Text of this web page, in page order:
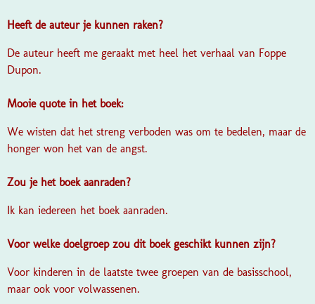
Heeft de auteur je kunnen raken?
De auteur heeft me geraakt met heel het verhaal van Foppe
Dupon.
Mooie quote in het boek:
We wisten dat het streng verboden was om te bedelen, maar de
honger won het van de angst.
Zou je het boek aanraden?
Ik kan iedereen het boek aanraden.
Voor welke doelgroep zou dit boek geschikt kunnen zijn?
Voor kinderen in de laatste twee groepen van de basisschool,
maar ook voor volwassenen.